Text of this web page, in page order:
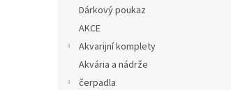
Dárkový poukaz
AKCE
Akvarijní komplety
Akvária a nádrže
čerpadla